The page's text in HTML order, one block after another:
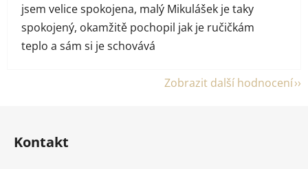
jsem velice spokojena, malý Mikulášek je taky
spokojený, okamžitě pochopil jak je ručičkám
teplo a sám si je schovává
Zobrazit další hodnocení
Kontakt